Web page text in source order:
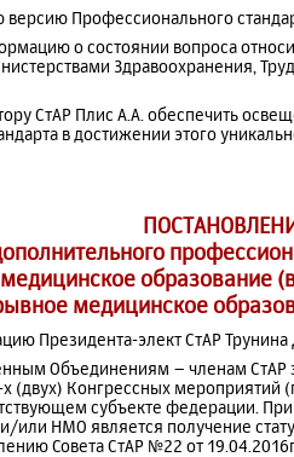
версию Профессионального
о состоянии вопроса
Здравоохранения,
СтАР Плис А.А. обеспечить
в достижении этого
медицинское образование
медицинское
Президента-элект СтАР Трунина
Объединениям – членам
(двух) Конгрессных
субъекте федерации.
или НМО является получение
Совета СтАР №22 от